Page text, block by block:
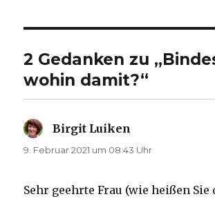
2 Gedanken zu
wohin damit?“
Birgit Luiken
9. Februar 2021 um 08:43 Uhr
Sehr geehrte Frau (wie heißen Sie